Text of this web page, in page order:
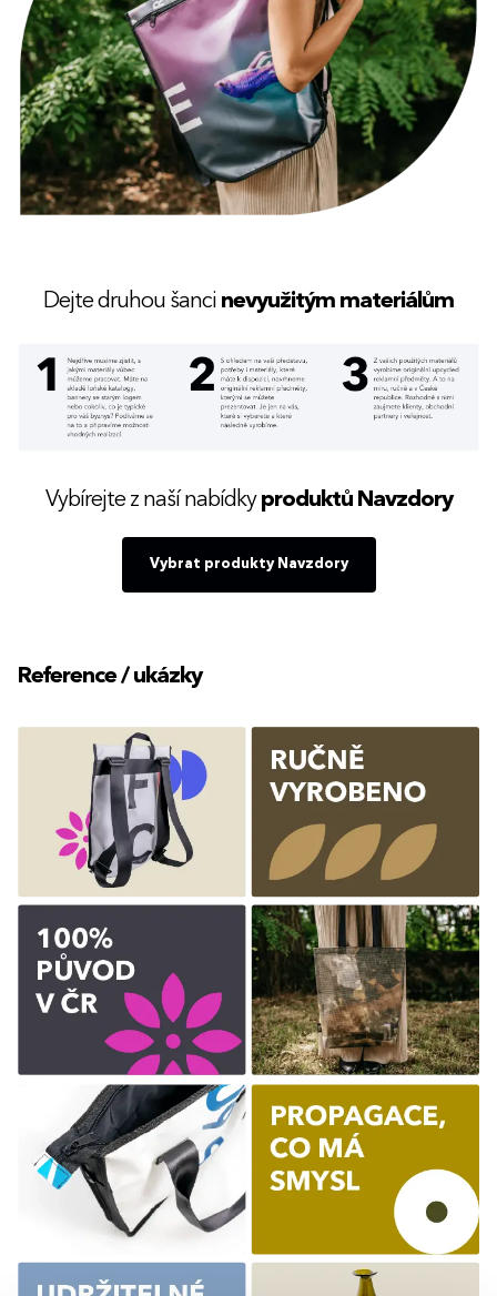
Dejte druhou šanci nevyužitým materiálům
Vybírejte z naší nabídky produktů Navzdory
Vybrat produkty Navzdory
Reference / ukázky